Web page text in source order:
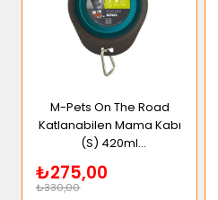
M-Pets On The Road
Katlanabilen Mama Kabı
(S) 420ml
₺275,00
₺330,00